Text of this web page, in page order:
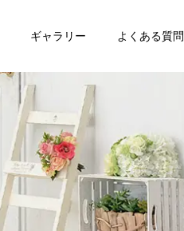
入園・入学・
卒業
終活フォト
ギャラリー よくある質問